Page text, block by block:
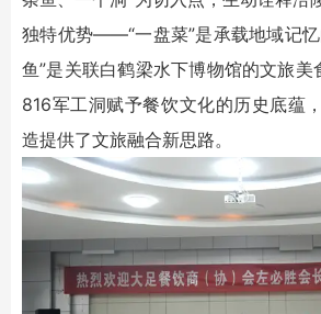
独特优势——“一盘菜”是承载地域记忆
鱼”是关联白鹤梁水下博物馆的文旅美
816军工洞赋予餐饮文化的历史底蕴
造提供了文旅融合新思路。